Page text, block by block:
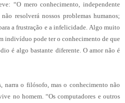
“O mero conhecimento, independente
resolverá nossos problemas humanos;
a frustração e a infelicidade. Algo muito
indivíduo pode ter o conhecimento de que
é algo bastante diferente. O amor não é
narra o filósofo, mas o conhecimento não
no homem. “Os computadores e outros